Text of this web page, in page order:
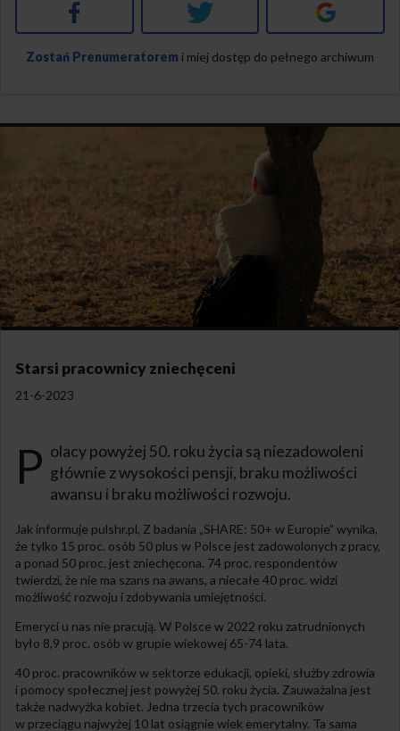
Facebook Twitter Google+
Zostań Prenumeratorem i miej dostęp do pełnego archiwum
Starsi pracownicy zniechęceni
21-6-2023
P olacy powyżej 50. roku życia są niezadowoleni
głównie z wysokości pensji, braku możliwości
awansu i braku możliwości rozwoju.
Jak informuje pulshr.pl, Z badania „SHARE: 50+ w Europie” wynika,
że tylko 15 proc. osób 50 plus w Polsce jest zadowolonych z pracy,
a ponad 50 proc. jest zniechęcona. 74 proc. respondentów
twierdzi, że nie ma szans na awans, a niecałe 40 proc. widzi
możliwość rozwoju i zdobywania umiejętności.
Emeryci u nas nie pracują. W Polsce w 2022 roku zatrudnionych
było 8,9 proc. osób w grupie wiekowej 65-74 lata.
40 proc. pracowników w sektorze edukacji, opieki, służby zdrowia
i pomocy społecznej jest powyżej 50. roku życia. Zauważalna jest
także nadwyżka kobiet. Jedna trzecia tych pracowników
w przeciągu najwyżej 10 lat osiągnie wiek emerytalny. Ta sama